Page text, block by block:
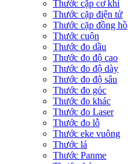
Thước cặp cơ khí
Thước cặp điện tử
Thước cặp đồng hồ
Thước cuộn
Thước đo dầu
Thước đo độ cao
Thước đo độ dày
Thước đo độ sâu
Thước đo góc
Thước đo khác
Thước đo Laser
Thước đo lỗ
Thước eke vuông
Thước lá
Thước Panme